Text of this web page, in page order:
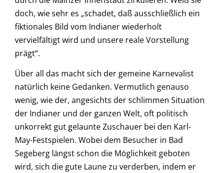
doch, wie sehr es „schadet, daß ausschließlich ein
fiktionales Bild vom Indianer wiederholt
vervielfältigt wird und unsere reale Vorstellung
prägt“.
Über all das macht sich der gemeine Karnevalist
natürlich keine Gedanken. Vermutlich genauso
wenig, wie der, angesichts der schlimmen Situation
der Indianer und der ganzen Welt, oft politisch
unkorrekt gut gelaunte Zuschauer bei den Karl-
May-Festspielen. Wobei dem Besucher in Bad
Segeberg längst schon die Möglichkeit geboten
wird, sich die gute Laune zu verderben, indem er